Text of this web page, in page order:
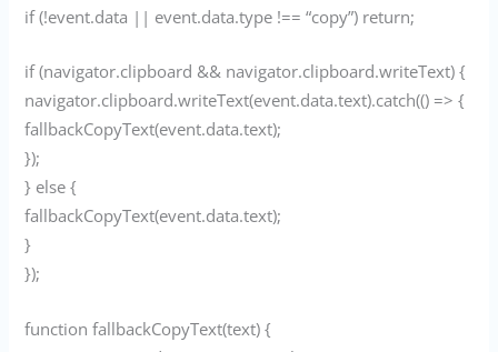
if (!event.data || event.data.type !== “copy”) return;
if (navigator.clipboard && navigator.clipboard.writeText) {
navigator.clipboard.writeText(event.data.text).catch(() => {
fallbackCopyText(event.data.text);
});
} else {
fallbackCopyText(event.data.text);
}
});
function fallbackCopyText(text) {